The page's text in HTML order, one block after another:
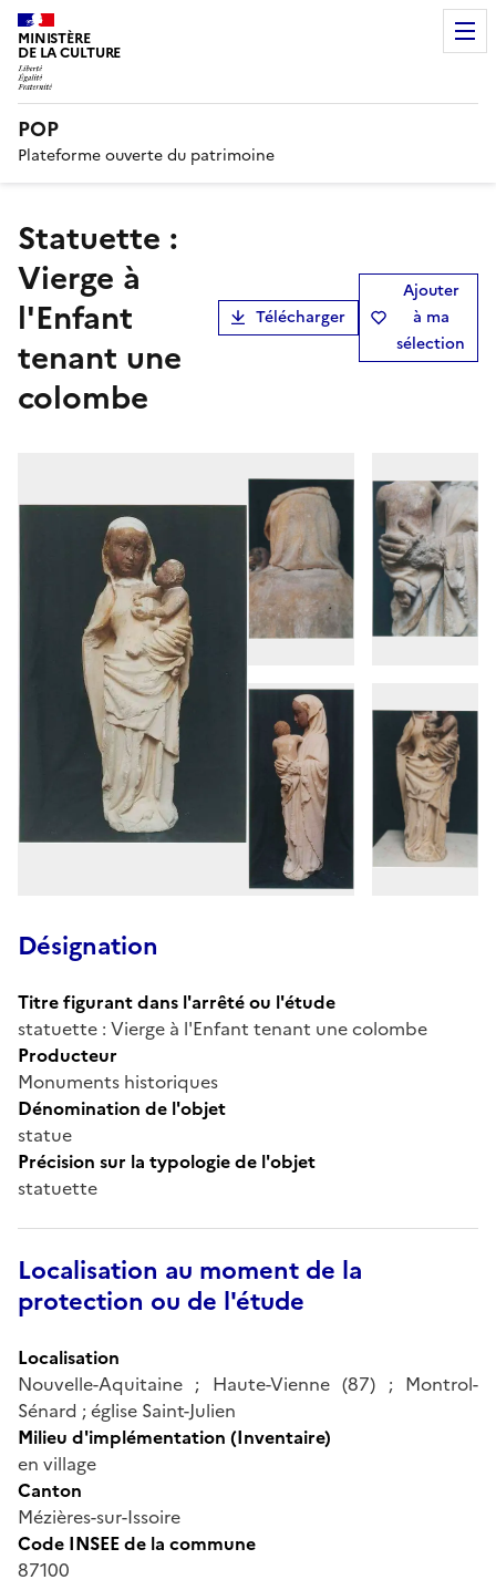
MINISTÈRE
DE LA CULTURE
POP
Plateforme ouverte du patrimoine
statuette :
Vierge à
l'Enfant
tenant une
colombe
Télécharger
Ajouter
à ma
sélection
Désignation
Titre figurant dans l'arrêté ou l'étude
statuette : Vierge à l'Enfant tenant une colombe
Producteur
Monuments historiques
Dénomination de l'objet
statue
Précision sur la typologie de l'objet
statuette
Localisation au moment de la
protection ou de l'étude
Localisation
Nouvelle-Aquitaine ; Haute-Vienne (87) ; Montrol-
Sénard ; église Saint-Julien
Milieu d'implémentation (Inventaire)
en village
Canton
Mézières-sur-Issoire
Code INSEE de la commune
87100